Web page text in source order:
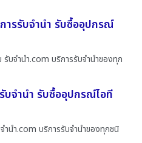
ารรับจำนำ รับซื้ออุปกรณ์
รับจํานํา.com บริการรับจำนำของทุก
บจำนำ รับซื้ออุปกรณ์ไอที
านํา.com บริการรับจำนำของทุกชนิ